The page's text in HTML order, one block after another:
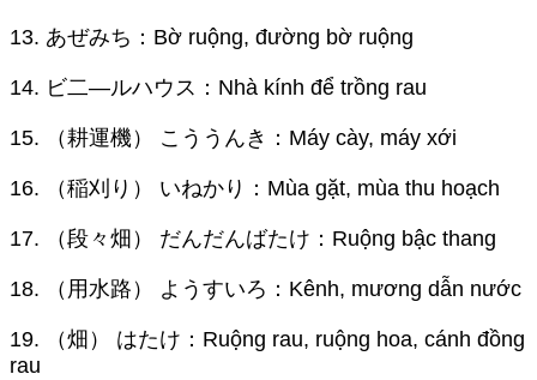
13. あぜみち：Bờ ruộng, đường bờ ruộng
14. ビ二―ルハウス：Nhà kính để trồng rau
15. （耕運機） こううんき：Máy cày, máy xới
16. （稲刈り） いねかり：Mùa gặt, mùa thu hoạch
17. （段々畑） だんだんばたけ：Ruộng bậc thang
18. （用水路） ようすいろ：Kênh, mương dẫn nước
19. （畑） はたけ：Ruộng rau, ruộng hoa, cánh đồng
rau